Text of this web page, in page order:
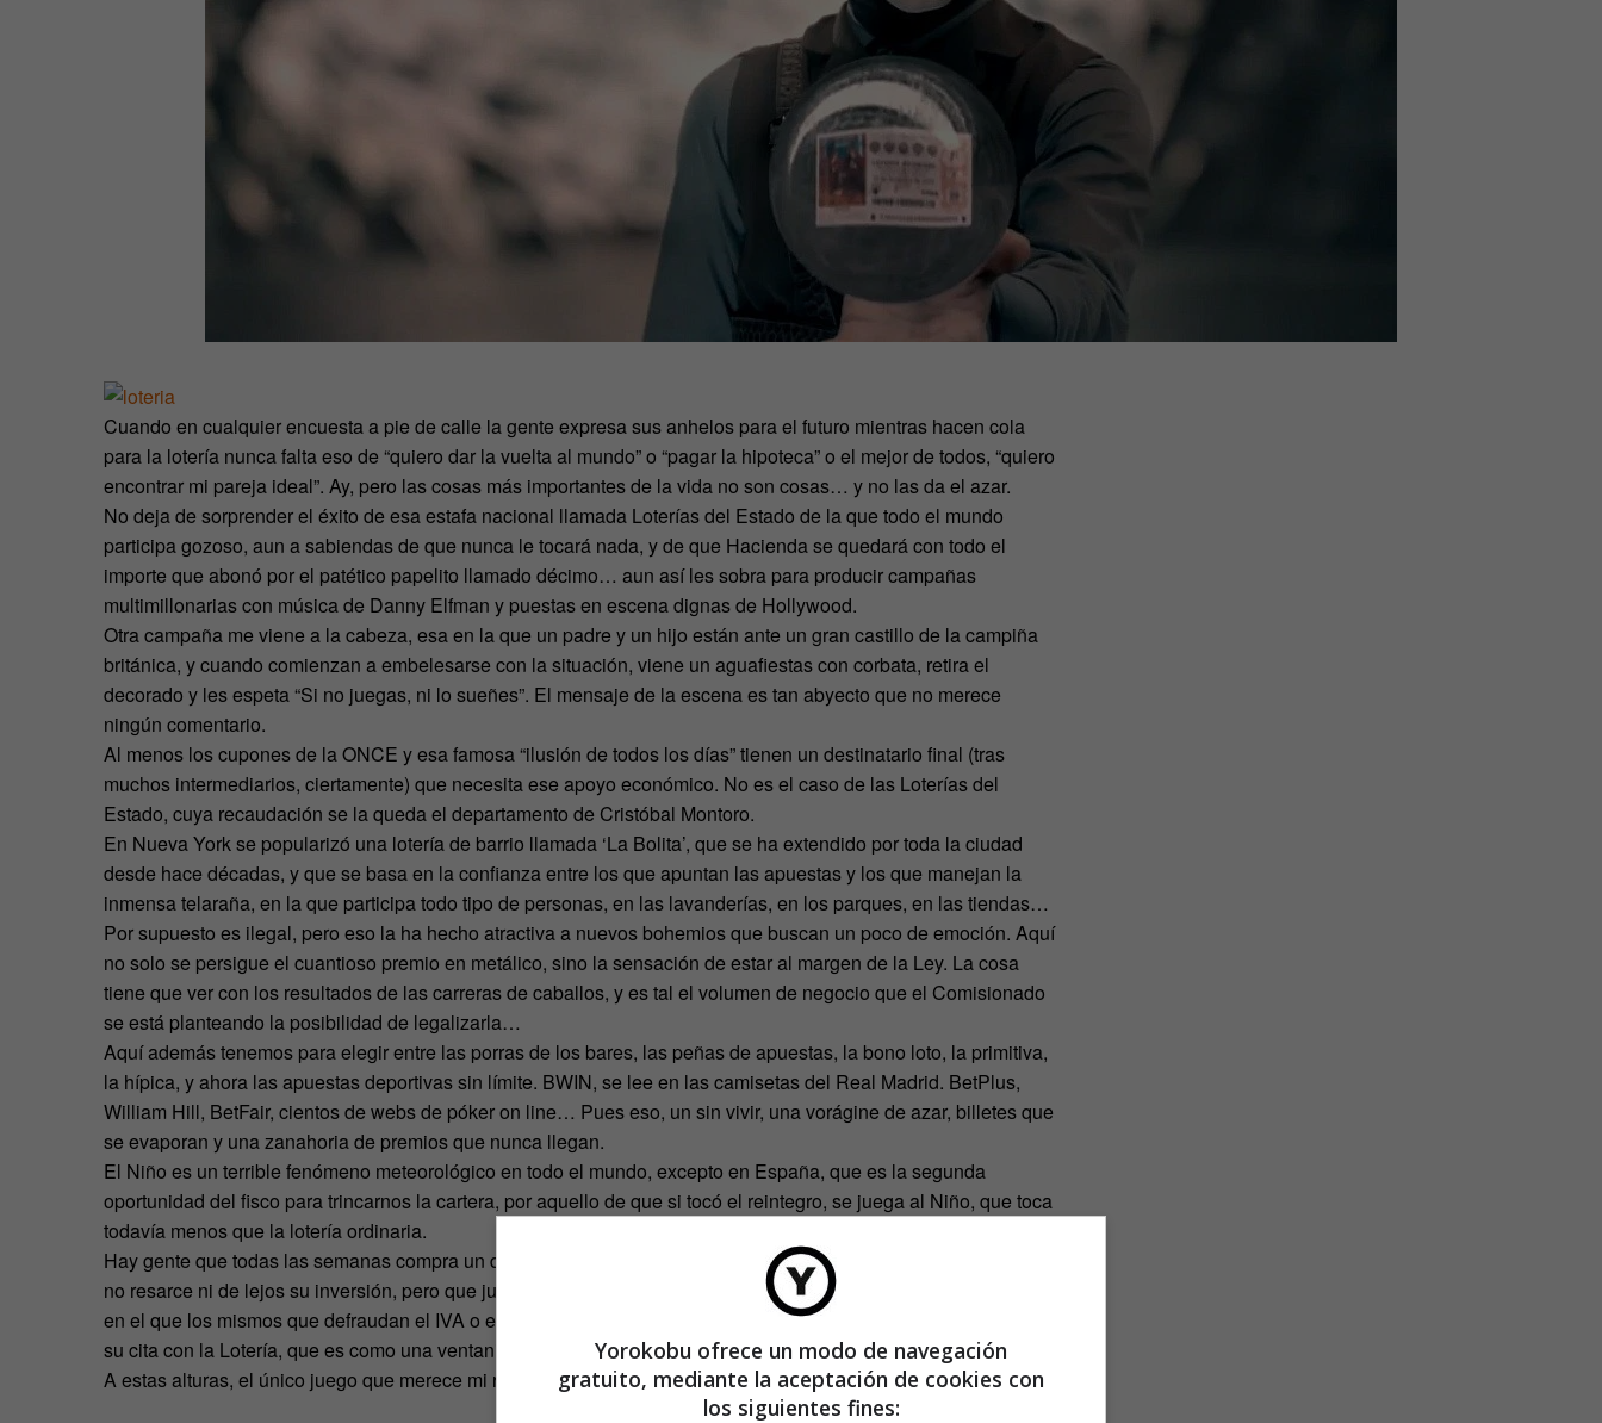
Cuando en cualquier encuesta a pie de calle la gente expresa sus anhelos para el futuro mientras hacen cola
para la lotería nunca falta eso de “quiero dar la vuelta al mundo” o “pagar la hipoteca” o el mejor de todos, “quiero
encontrar mi pareja ideal”. Ay, pero las cosas más importantes de la vida no son cosas… y no las da el azar.
No deja de sorprender el éxito de esa estafa nacional llamada Loterías del Estado de la que todo el mundo
participa gozoso, aun a sabiendas de que nunca le tocará nada, y de que Hacienda se quedará con todo el
importe que abonó por el patético papelito llamado décimo… aun así les sobra para producir campañas
multimillonarias con música de Danny Elfman y puestas en escena dignas de Hollywood.
Otra campaña me viene a la cabeza, esa en la que un padre y un hijo están ante un gran castillo de la campiña
británica, y cuando comienzan a embelesarse con la situación, viene un aguafiestas con corbata, retira el
decorado y les espeta “Si no juegas, ni lo sueñes”. El mensaje de la escena es tan abyecto que no merece
ningún comentario.
Al menos los cupones de la ONCE y esa famosa “ilusión de todos los días” tienen un destinatario final (tras
muchos intermediarios, ciertamente) que necesita ese apoyo económico. No es el caso de las Loterías del
Estado, cuya recaudación se la queda el departamento de Cristóbal Montoro.
En Nueva York se popularizó una lotería de barrio llamada ‘La Bolita’, que se ha extendido por toda la ciudad
desde hace décadas, y que se basa en la confianza entre los que apuntan las apuestas y los que manejan la
inmensa telaraña, en la que participa todo tipo de personas, en las lavanderías, en los parques, en las tiendas…
Por supuesto es ilegal, pero eso la ha hecho atractiva a nuevos bohemios que buscan un poco de emoción. Aquí
no solo se persigue el cuantioso premio en metálico, sino la sensación de estar al margen de la Ley. La cosa
tiene que ver con los resultados de las carreras de caballos, y es tal el volumen de negocio que el Comisionado
se está planteando la posibilidad de legalizarla…
Aquí además tenemos para elegir entre las porras de los bares, las peñas de apuestas, la bono loto, la primitiva,
la hípica, y ahora las apuestas deportivas sin límite. BWIN, se lee en las camisetas del Real Madrid. BetPlus,
William Hill, BetFair, cientos de webs de póker on line… Pues eso, un sin vivir, una vorágine de azar, billetes que
se evaporan y una zanahoria de premios que nunca llegan.
El Niño es un terrible fenómeno meteorológico en todo el mundo, excepto en España, que es la segunda
oportunidad del fisco para trincarnos la cartera, por aquello de que si tocó el reintegro, se juega al Niño, que toca
todavía menos que la lotería ordinaria.
Hay gente que todas las semanas compra un décimo, y que al cabo de siete años obtiene un premio menor que
no resarce ni de lejos su inversión, pero que justifica el seguir jugando a este perverso invento fiscal. Un juego
en el que los mismos que defraudan el IVA o evaden impuestos de todos los modos imaginables nunca faltan a
su cita con la Lotería, que es como una ventanilla de Hacienda disfrazada de Doña Manolita.
A estas alturas, el único juego que merece mi respeto es la ruleta rusa. Bueno, y Angry Birds.
Yorokobu ofrece un modo de navegación
gratuito, mediante la aceptación de cookies con
los siguientes fines: